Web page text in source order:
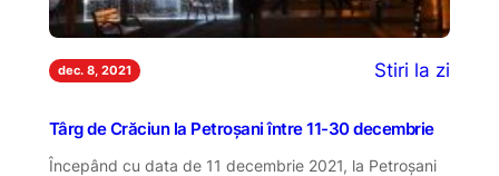
dec. 8, 2021 Stiri la zi
Târg de Crăciun la Petroșani între 11-30 decembrie
Începând cu data de 11 decembrie 2021, la Petroșani